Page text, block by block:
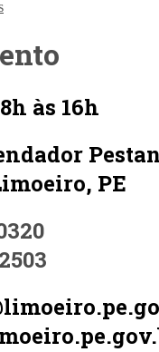
às 16h
PE